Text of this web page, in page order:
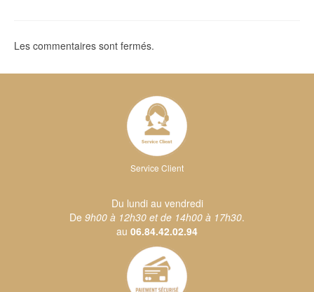
Les commentaires sont fermés.
Service Client
Du lundi au vendredi
De 9h00 à 12h30 et de 14h00 à 17h30.
au 06.84.42.02.94